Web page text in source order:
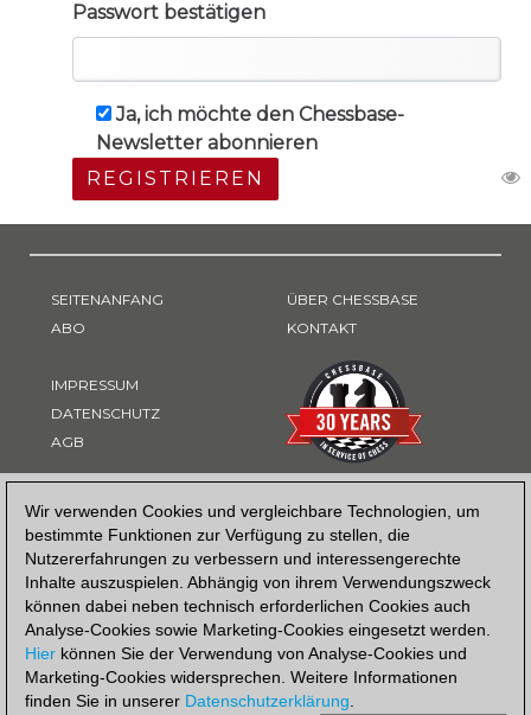
Wir verwenden Cookies und vergleichbare Technologien, um
bestimmte Funktionen zur Verfügung zu stellen, die
Nutzererfahrungen zu verbessern und interessengerechte
Inhalte auszuspielen. Abhängig von ihrem Verwendungszweck
können dabei neben technisch erforderlichen Cookies auch
Analyse-Cookies sowie Marketing-Cookies eingesetzt werden.
Hier können Sie der Verwendung von Analyse-Cookies und
Marketing-Cookies widersprechen. Weitere Informationen
finden Sie in unserer Datenschutzerklärung.
Passwort bestätigen
Ja, ich möchte den Chessbase-
Newsletter abonnieren
REGISTRIEREN
SEITENANFANG
ABO
IMPRESSUM
DATENSCHUTZ
AGB
ÜBER CHESSBASE
KONTAKT
ZAHLUNGSART